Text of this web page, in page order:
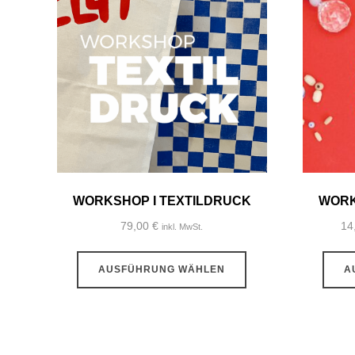
WORKSHOP I TEXTILDRUCK
79,00€ inkl. MwSt.
AUSFÜHRUNG WÄHLEN
Dieses